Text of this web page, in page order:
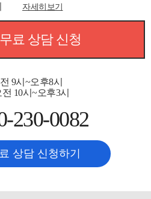
자세히보기
료 상담 신청
9시~오후8시
10시~오후3시
230-0082
상담 신청하기